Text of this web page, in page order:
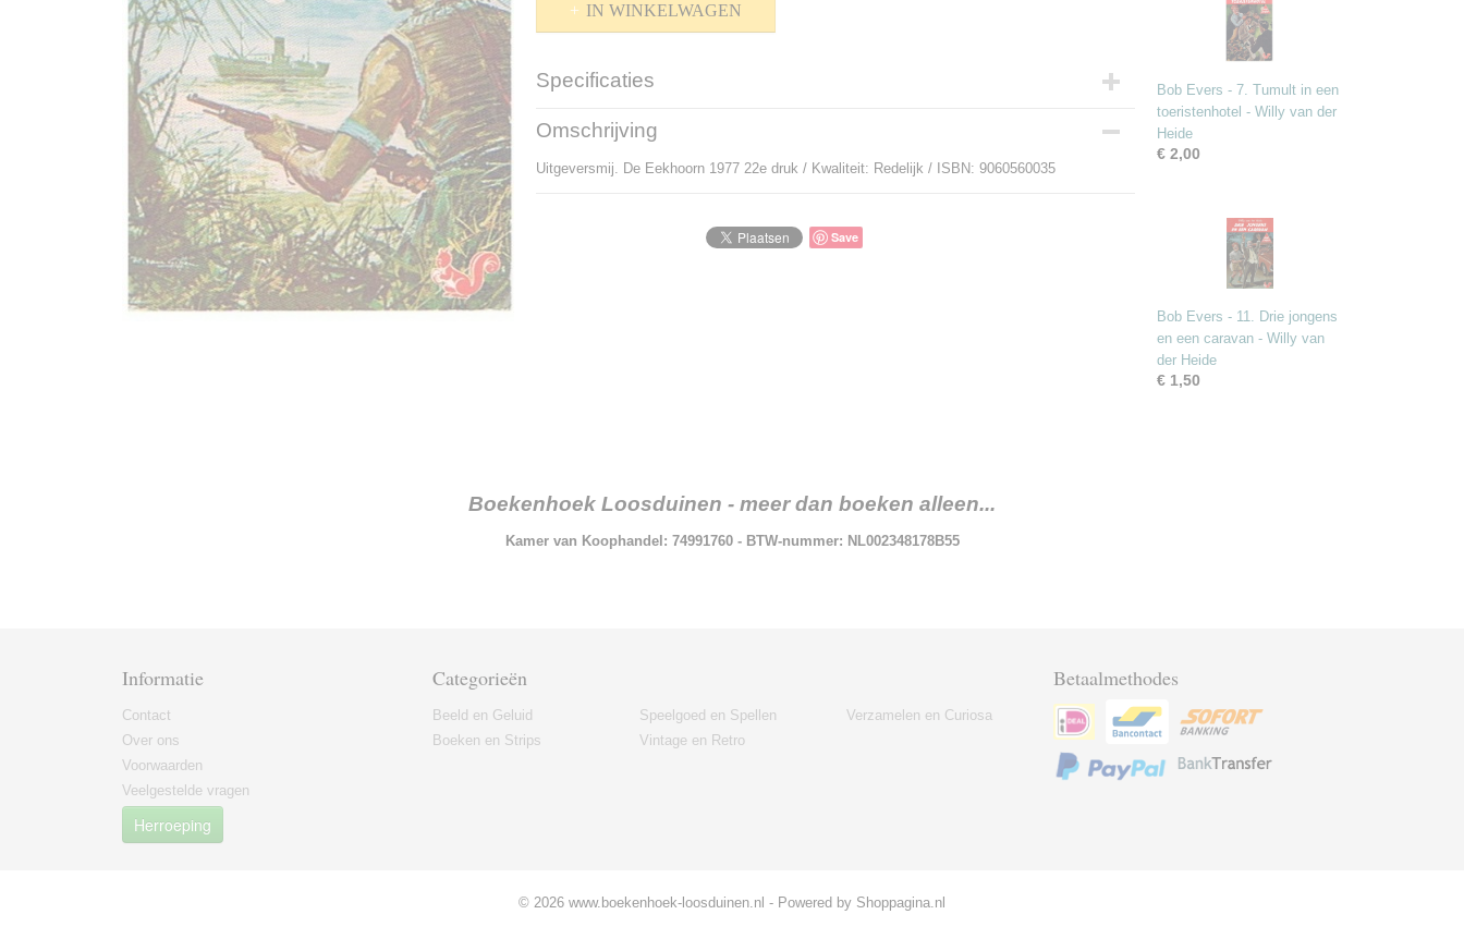
IN WINKELWAGEN
Specificaties
Productcode
Bruto gewicht
Omschrijving
Uitgeversmij. De Eekhoorn 1977 22e druk / Kwaliteit: Redelijk / ISBN: 9060560035
Save
Bob Evers - 7. Tumult in een
toeristenhotel - Willy van der
Heide
€ 2,00
Bob Evers - 11. Drie jongens
en een caravan - Willy van
der Heide
€ 1,50
Boekenhoek Loosduinen - meer dan boeken alleen...
Kamer van Koophandel: 74991760 - BTW-nummer: NL002348178B55
Informatie
Contact
Over ons
Voorwaarden
Veelgestelde vragen
Herroeping
Categorieën
Beeld en Geluid
Boeken en Strips
Speelgoed en Spellen
Vintage en Retro
Verzamelen en Curiosa
Betaalmethodes
© 2026 www.boekenhoek-loosduinen.nl - Powered by Shoppagina.nl